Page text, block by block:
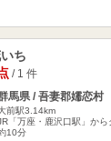
ち
/ 1 件
馬県 / 吾妻郡嬬恋村
前駅3.14km
「万座・鹿沢口駅」か
10分